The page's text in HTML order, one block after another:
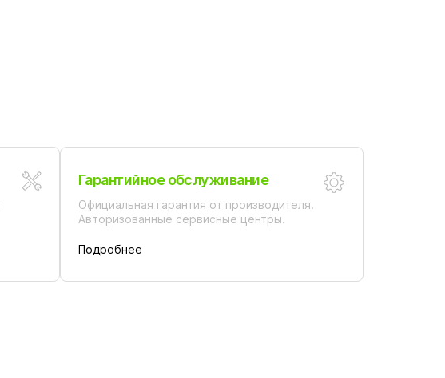
Гарантийное обслуживание
Официальная гарантия от производителя.
Авторизованные сервисные центры.
Подробнее